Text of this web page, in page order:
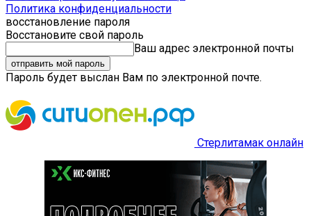
Политика конфиденциальности
восстановление пароля
Восстановите свой пароль
Ваш адрес электронной почты
Пароль будет выслан Вам по электронной почте.
Стерлитамак онлайн